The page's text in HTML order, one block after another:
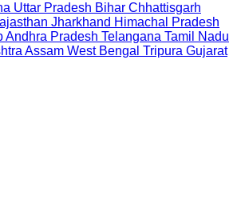
Uttar Pradesh Bihar Chhattisgarh
Jharkhand Himachal Pradesh
Andhra Pradesh Telangana Tamil Nadu
Assam West Bengal Tripura Gujarat